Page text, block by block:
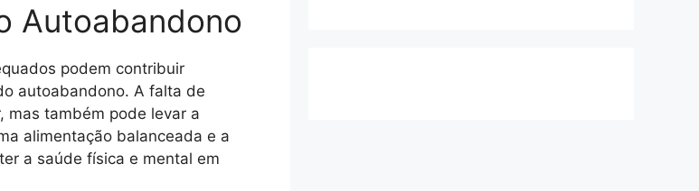
Autoabandono
podem contribuir
autoabandono. A falta de
mas também pode levar a
alimentação balanceada e a
a saúde física e mental em